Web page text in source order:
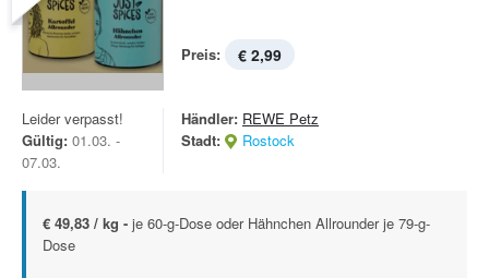
Preis: € 2,99
Leider verpasst!
Gültig: 01.03. -
07.03.
Händler: REWE Petz
Stadt:
Rostock
€ 49,83 / kg - je 60-g-Dose oder Hähnchen Allrounder je 79-g-
Dose